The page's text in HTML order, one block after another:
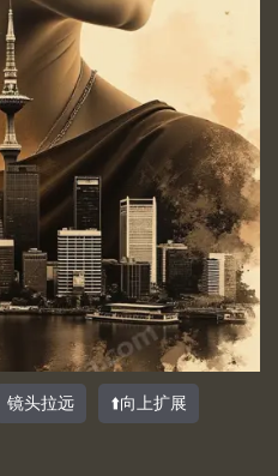
镜头拉远 ⬆️向上扩展